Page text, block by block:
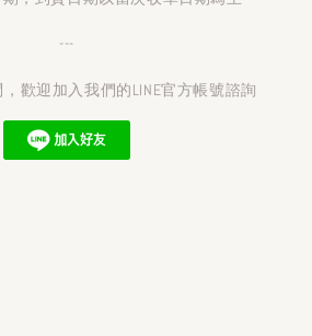
---
歡迎加入我們的LINE官方帳號諮詢